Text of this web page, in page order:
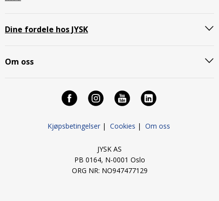
Dine fordele hos JYSK
Om oss
Kjøpsbetingelser| Cookies | Om oss
JYSK AS
PB 0164, N-0001 Oslo
ORG NR: NO947477129